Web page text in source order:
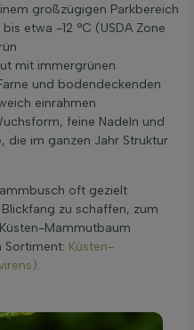
großzügigen Parkbereich
etwa -12 °C (USDA Zone
mit immergrünen
und bodendeckenden
einrahmen
feine Nadeln und
die im ganzen Jahr Struktur
oft gezielt
zu schaffen, zum
Mammutbaum
Sortiment: Küsten-
.